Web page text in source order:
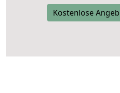
Kostenlose